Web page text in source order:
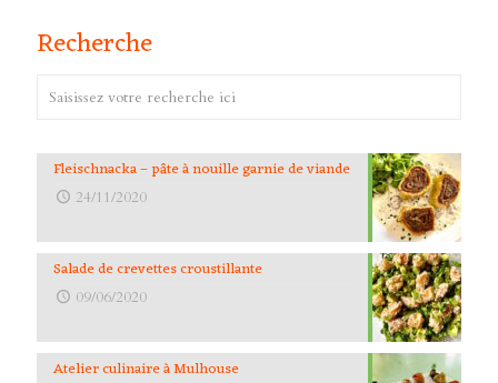
Recherche
Fleischnacka – pâte à nouille garnie de viande
24/11/2020
Salade de crevettes croustillante
09/06/2020
Atelier culinaire à Mulhouse